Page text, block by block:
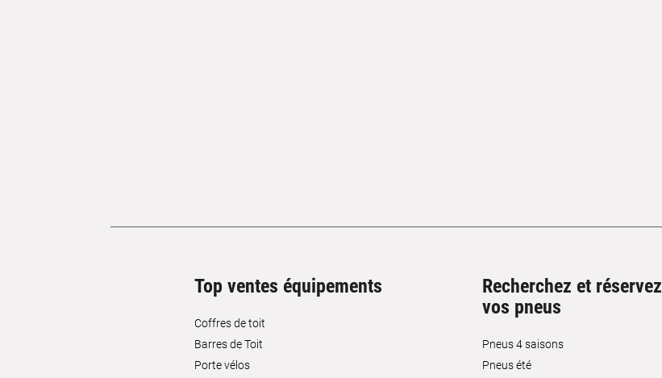
Top ventes équipements
Coffres de toit
Barres de Toit
Porte vélos
Recherchez et réservez
vos pneus
Pneus 4 saisons
Pneus été